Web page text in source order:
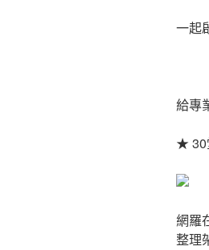
一起
給專
★ 30
網羅
整理